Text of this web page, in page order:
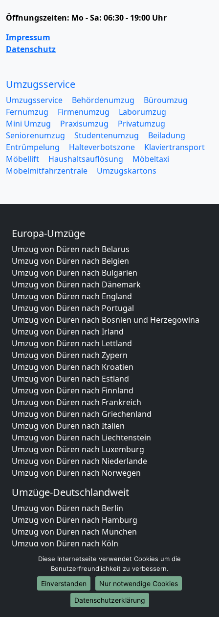
Öffnungszeiten: Mo - Sa: 06:30 - 19:00 Uhr
Impressum
Datenschutz
Umzugsservice
Umzugsservice Behördenumzug
Büroumzug
Fernumzug
Firmenumzug
Laborumzug
Mini Umzug
Praxisumzug
Privatumzug
Seniorenumzug
Studentenumzug
Beiladung
Entrümpelung
Halteverbotszone
Klaviertransport
Möbellift
Haushaltsauflösung
Möbeltaxi
Möbelmitfahrzentrale
Umzugskartons
Europa-Umzüge
Umzug von Düren nach Belarus
Umzug von Düren nach Belgien
Umzug von Düren nach Bulgarien
Umzug von Düren nach Dänemark
Umzug von Düren nach England
Umzug von Düren nach Portugal
Umzug von Düren nach Bosnien und Herzegowina
Umzug von Düren nach Irland
Umzug von Düren nach Lettland
Umzug von Düren nach Zypern
Umzug von Düren nach Kroatien
Umzug von Düren nach Estland
Umzug von Düren nach Finnland
Umzug von Düren nach Frankreich
Umzug von Düren nach Griechenland
Umzug von Düren nach Italien
Umzug von Düren nach Liechtenstein
Umzug von Düren nach Luxemburg
Umzug von Düren nach Niederlande
Umzug von Düren nach Norwegen
Umzüge-Deutschlandweit
Umzug von Düren nach Berlin
Umzug von Düren nach Hamburg
Umzug von Düren nach München
Umzug von Düren nach Köln
Umzug von Düren nach Frankfurt am Main
Umzug von Düren nach Stuttgart
Umzug von Düren nach Düsseldorf
Umzug von Düren nach Leipzig
Umzug von Düren nach Dortmund
Diese Internetseite verwendet Cookies um die
Benutzerfreundlichkeit zu verbessern.
Einverstanden
Nur notwendige Cookies
Datenschutzerklärung